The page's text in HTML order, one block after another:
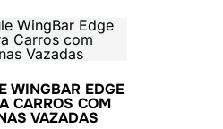
WINGBAR EDGE
CARROS COM
VAZADAS